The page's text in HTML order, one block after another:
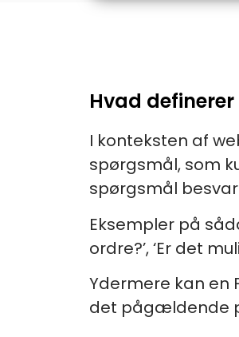
Hvad definerer
I konteksten af
spørgsmål, som
spørgsmål
Eksempler på
ordre?’, ‘Er det
Ydermere kan en
det pågældende